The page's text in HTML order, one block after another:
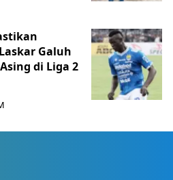
Galuh
di Liga 2